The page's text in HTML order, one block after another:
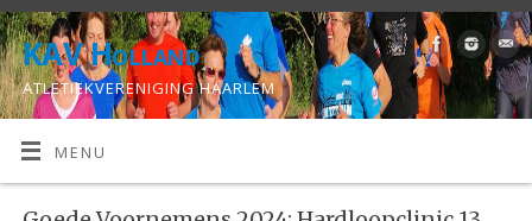
KAV Holland
ATLETIEKVERENIGING HAARLEM
MENU